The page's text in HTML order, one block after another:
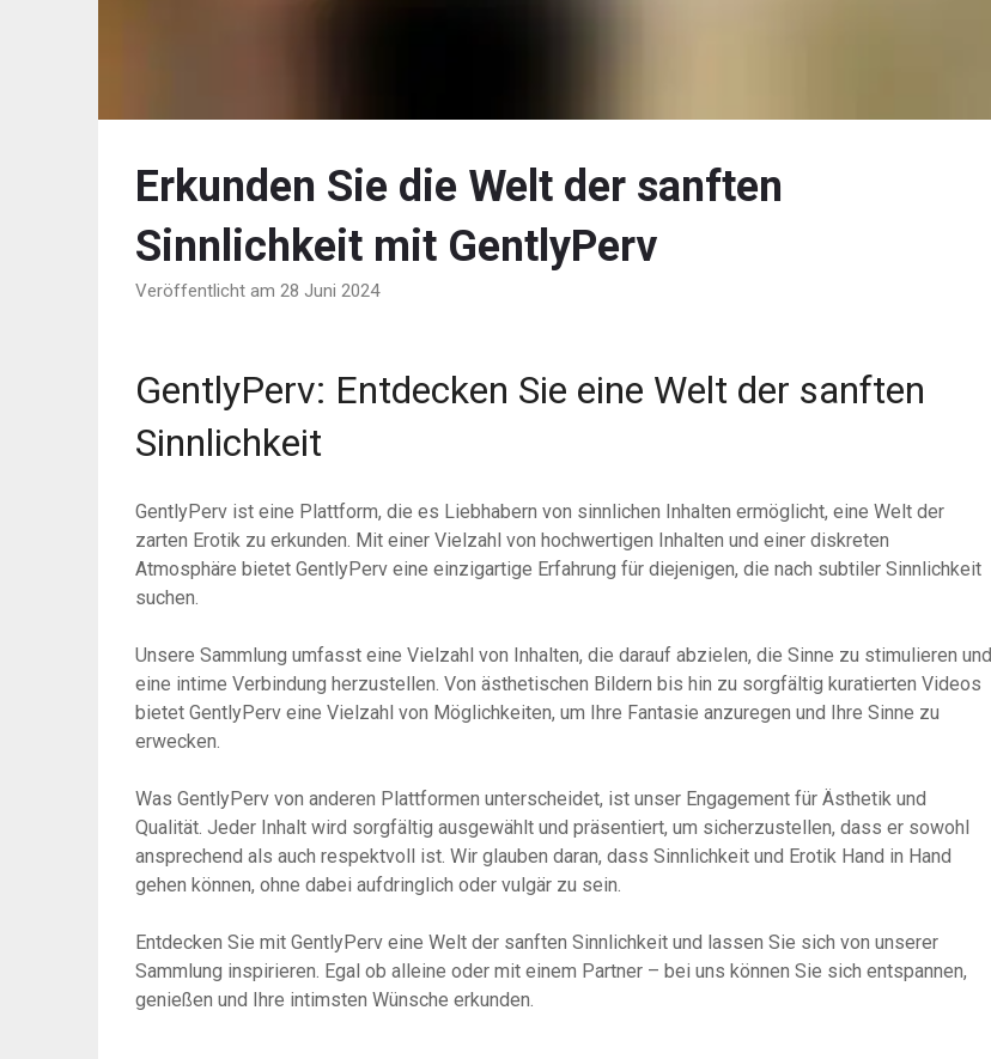
Erkunden Sie die Welt der sanften
Sinnlichkeit mit GentlyPerv
Veröffentlicht am 28 Juni 2024
GentlyPerv: Entdecken Sie eine Welt der sanften
Sinnlichkeit
GentlyPerv ist eine Plattform, die es Liebhabern von sinnlichen Inhalten ermöglicht, eine Welt der
zarten Erotik zu erkunden. Mit einer Vielzahl von hochwertigen Inhalten und einer diskreten
Atmosphäre bietet GentlyPerv eine einzigartige Erfahrung für diejenigen, die nach subtiler Sinnlichkeit
suchen.
Unsere Sammlung umfasst eine Vielzahl von Inhalten, die darauf abzielen, die Sinne zu stimulieren und
eine intime Verbindung herzustellen. Von ästhetischen Bildern bis hin zu sorgfältig kuratierten Videos
bietet GentlyPerv eine Vielzahl von Möglichkeiten, um Ihre Fantasie anzuregen und Ihre Sinne zu
erwecken.
Was GentlyPerv von anderen Plattformen unterscheidet, ist unser Engagement für Ästhetik und
Qualität. Jeder Inhalt wird sorgfältig ausgewählt und präsentiert, um sicherzustellen, dass er sowohl
ansprechend als auch respektvoll ist. Wir glauben daran, dass Sinnlichkeit und Erotik Hand in Hand
gehen können, ohne dabei aufdringlich oder vulgär zu sein.
Entdecken Sie mit GentlyPerv eine Welt der sanften Sinnlichkeit und lassen Sie sich von unserer
Sammlung inspirieren. Egal ob alleine oder mit einem Partner – bei uns können Sie sich entspannen,
genießen und Ihre intimsten Wünsche erkunden.